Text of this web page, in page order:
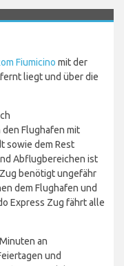
Fiumicino mit der
liegt und über die
Flughafen mit
sowie dem Rest
Abflugbereichen ist
benötigt ungefähr
dem Flughafen und
Express Zug fährt alle
an
und